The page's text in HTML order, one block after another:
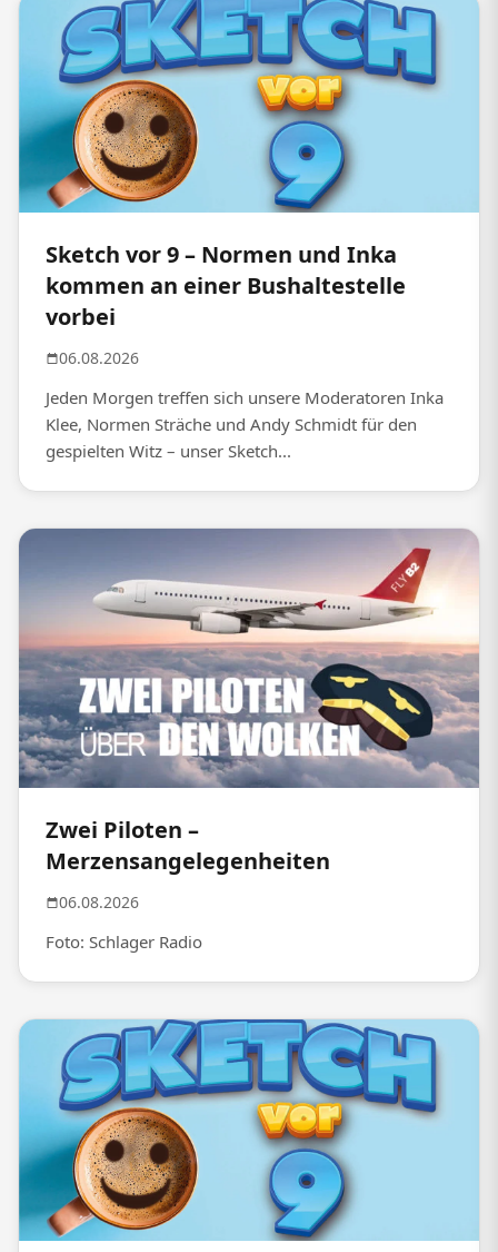
Sketch vor 9 – Normen und Inka
kommen an einer Bushaltestelle
vorbei
06.08.2026
Jeden Morgen treffen sich unsere Moderatoren Inka
Klee, Normen Sträche und Andy Schmidt für den
gespielten Witz – unser Sketch...
Zwei Piloten –
Merzensangelegenheiten
06.08.2026
Foto: Schlager Radio